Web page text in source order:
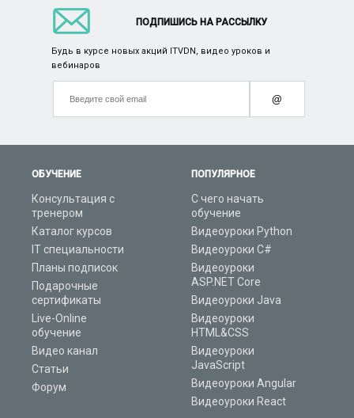
ОБУЧЕНИЕ
Консультация с
тренером
Каталог курсов
IT специальности
Планы подписок
Подарочные
сертификаты
Live-Online
обучение
Видео канал
Статьи
Форум
ПОПУЛЯРНОЕ
С чего начать
обучение
Видеоуроки Python
Видеоуроки C#
Видеоуроки
ASP.NET Core
Видеоуроки Java
Видеоуроки
HTML&CSS
Видеоуроки
JavaScript
Видеоуроки Angular
Видеоуроки React
ПОДПИШИСЬ НА РАССЫЛКУ
Будь в курсе новых акций ITVDN, видео уроков и
вебинаров
@